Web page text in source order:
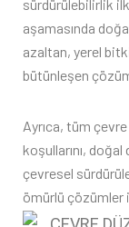
sürdürülebilirlik
aşamasında
azaltan, yerel
bütünleşen
Ayrıca, tüm
koşullarını,
çevresel
ömürlü çözümler